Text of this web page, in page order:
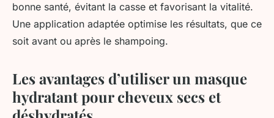
bonne santé, évitant la casse et favorisant la vitalité.
Une application adaptée optimise les résultats, que ce
soit avant ou après le shampoing.
Les avantages d’utiliser un masque
hydratant pour cheveux secs et